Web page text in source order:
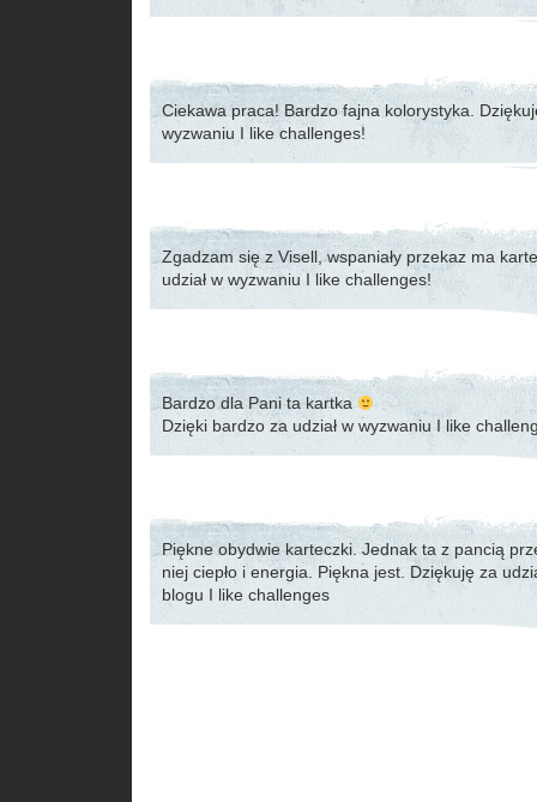
Ciekawa praca! Bardzo fajna kolorystyka.
wyzwaniu I like challenges!
Zgadzam się z Visell, wspaniały przekaz ma
udział w wyzwaniu I like challenges!
Bardzo dla Pani ta kartka
Dzięki bardzo za udział w wyzwaniu I like
Piękne obydwie karteczki. Jednak ta z pancią
niej ciepło i energia. Piękna jest. Dziękuję za
blogu I like challenges